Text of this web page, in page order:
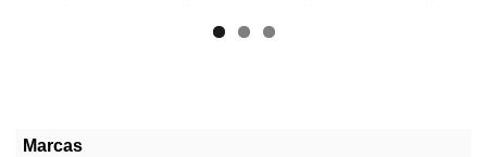
Marcas